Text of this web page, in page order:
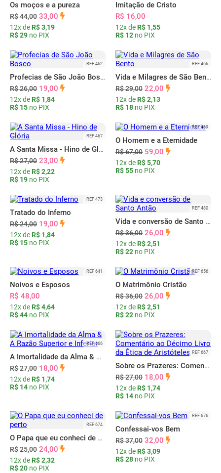
Os moços e a pureza
R$ 44,00 33,00
12x de R$ 3,19
R$ 29 no PIX
Imitação de Cristo
R$ 16,00
12x de R$ 1,55
R$ 12 no PIX
REF 462
Profecias de São João Bosco
R$ 26,00 19,00
12x de R$ 1,84
R$ 15 no PIX
REF 466
Vida e Milagres de São Bento
R$ 29,00 22,00
12x de R$ 2,13
R$ 18 no PIX
REF 467
A Santa Missa - Hino de Glória
R$ 27,00 23,00
12x de R$ 2,22
R$ 19 no PIX
REF 469
O Homem e a Eternidade
R$ 67,00 59,00
12x de R$ 5,70
R$ 55 no PIX
REF 473
Tratado do Inferno
R$ 24,00 19,00
12x de R$ 1,84
R$ 15 no PIX
REF 480
Vida e conversão de Santo Antão
R$ 36,00 26,00
12x de R$ 2,51
R$ 22 no PIX
REF 641
Noivos e Esposos
R$ 48,00
12x de R$ 4,64
R$ 44 no PIX
REF 656
O Matrimônio Cristão
R$ 36,00 26,00
12x de R$ 2,51
R$ 22 no PIX
REF 666
A Imortalidade da Alma & A Razão Superior e Inferior
R$ 27,00 18,00
12x de R$ 1,74
R$ 14 no PIX
REF 667
Sobre os Prazeres: Comentário ao Décimo Livro da Ética de Aristóteles
R$ 27,00 18,00
12x de R$ 1,74
R$ 14 no PIX
REF 674
O Papa que eu conheci de perto
R$ 25,00 24,00
12x de R$ 2,32
R$ 20 no PIX
REF 676
Confessai-vos Bem
R$ 37,00 32,00
12x de R$ 3,09
R$ 28 no PIX